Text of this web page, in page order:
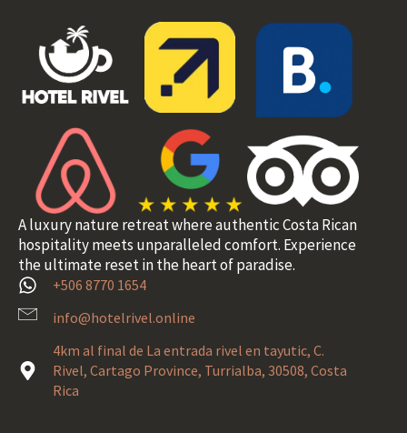
A luxury nature retreat where authentic Costa Rican
hospitality meets unparalleled comfort. Experience
the ultimate reset in the heart of paradise.
+506 8770 1654
info@hotelrivel.online
4km al final de La entrada rivel en tayutic, C.
Rivel, Cartago Province, Turrialba, 30508, Costa
Rica